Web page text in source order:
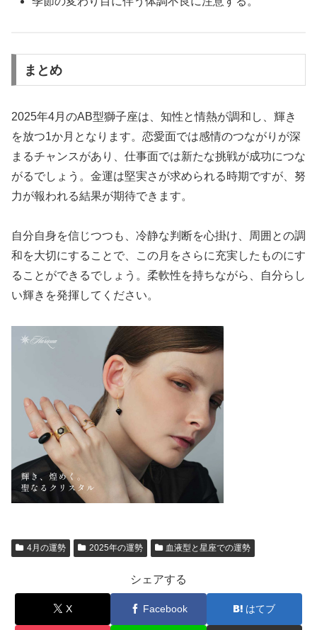
まとめ
2025年4月のAB型獅子座は、知性と情熱が調和し、輝き
を放つ1か月となります。恋愛面では感情のつながりが深
まるチャンスがあり、仕事面では新たな挑戦が成功につな
がるでしょう。金運は堅実さが求められる時期ですが、努
力が報われる結果が期待できます。
自分自身を信じつつも、冷静な判断を心掛け、周囲との調
和を大切にすることで、この月をさらに充実したものにす
ることができるでしょう。柔軟性を持ちながら、自分らし
い輝きを発揮してください。
4月の運勢 2025年の運勢 血液型と星座での運勢
シェアする
X Facebook はてブ